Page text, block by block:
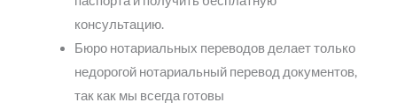
консультацию.
Бюро нотариальных переводов делает только
недорогой нотариальный перевод документов,
так как мы всегда готовы